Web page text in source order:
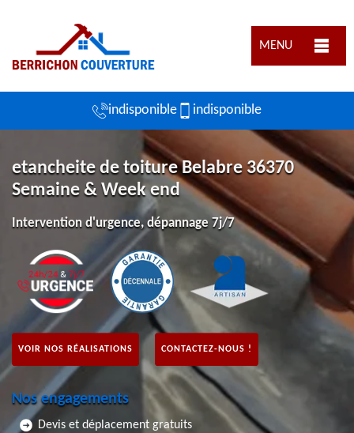
MENU
indisponible indisponible
etancheite de toiture Belabre 36370
Semaine & Week end
Intervention d'urgence, dépannage 7j/7
VOIR NOS RÉALISATIONS CONTACTEZ-NOUS !
Nos engagements
Devis et déplacement gratuits